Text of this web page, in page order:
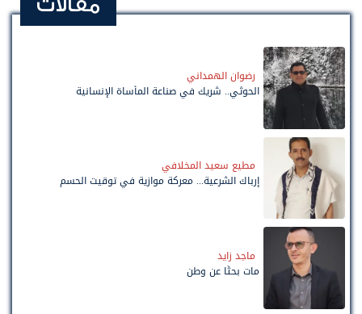
مقالات
رضوان الهمداني
الحوثي.. شريك في صناعة المأساة الإنسانية
مطيع سعيد المخلافي
إرباك الشرعية... معركة موازية في توقيت الحسم
ماجد زايد
مات بحثًا عن وطن